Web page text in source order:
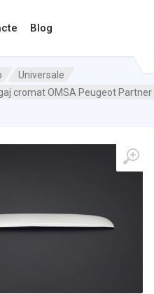
Blog
Universale
cromat OMSA Peugeot